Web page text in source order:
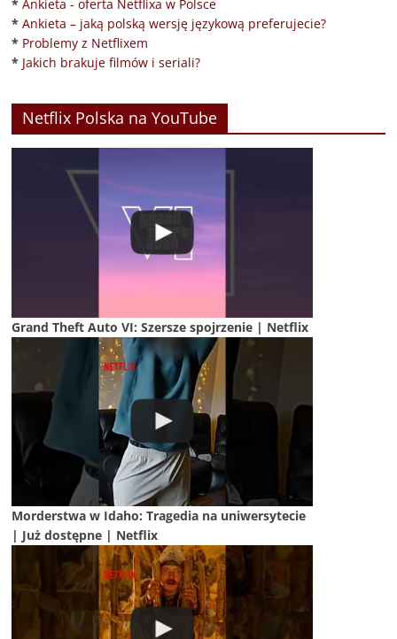
* Ankieta - oferta Netflixa w Polsce
* Ankieta – jaką polską wersję językową preferujecie?
* Problemy z Netflixem
* Jakich brakuje filmów i seriali?
Netflix Polska na YouTube
Grand Theft Auto VI: Szersze spojrzenie | Netflix
Morderstwa w Idaho: Tragedia na uniwersytecie
| Już dostępne | Netflix